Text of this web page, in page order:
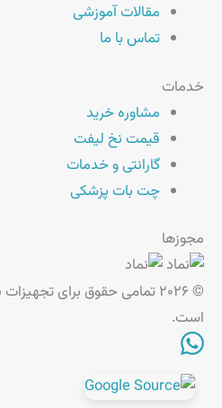
مقالات آموزشی
تماس با ما
خدمات
مشاوره خرید
قیمت نخ لیفت
گارانتی و خدمات
چت بات پزشکی
مجوزها
© ۲۰۲۶ تمامی حقوق برای
است.